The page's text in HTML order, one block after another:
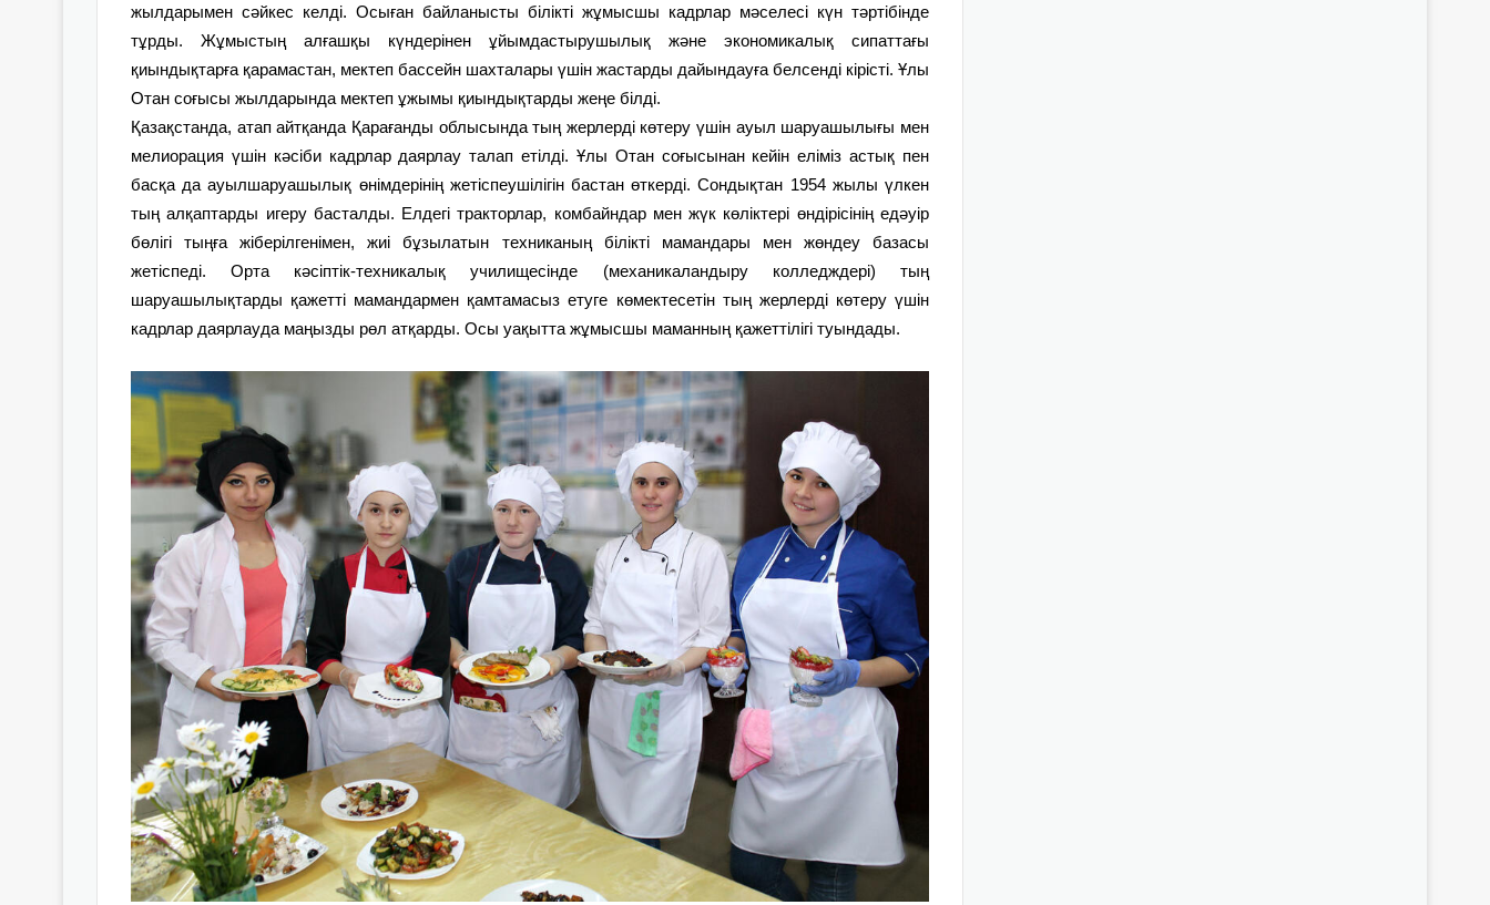
жылдарымен сәйкес келді. Осыған байланысты білікті жұмысшы кадрлар мәселесі күн тәртібінде
тұрды. Жұмыстың ал­ғашқы күндерінен ұйымдастырушылық және экономикалық сипаттағы
қиындықтарға қарамастан, мектеп бассейн шахталары үшін жастарды дайындауға белсенді кірісті. Ұлы
Отан соғысы жылдарында мектеп ұжымы қиындықтарды жеңе білді.
Қазақстанда, атап айтқанда Қарағанды облысында тың жер­лерді көтеру үшін ауыл ша­руашы­лығы мен
мелиорация үшін кәсіби кадрлар даярлау талап етілді. Ұлы Отан соғысынан кейін еліміз астық пен
басқа да ауылшаруашылық өнімдерінің же­тіспеушілігін бастан өткерді. Сондықтан 1954 жылы үлкен
тың алқаптарды игеру басталды. Елдегі тракторлар, комбайндар мен жүк көліктері өндірісінің едәуір
бөлігі тыңға жіберілгенімен, жиі бұзылатын техниканың білікті мамандары мен жөндеу базасы
жетіспеді. Орта кәсіптік-техникалық училищесінде (механикаландыру колледждері) тың
шаруашылықтарды қажетті мамандармен қамтамасыз етуге көмектесетін тың жерлерді көтеру үшін
кадрлар даярлауда маңызды рөл атқарды. Осы уақытта жұмысшы маманның қажеттілігі туындады.